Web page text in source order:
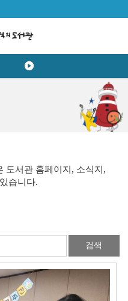
도서관 홈페이지, 소식지,
습니다.
검색